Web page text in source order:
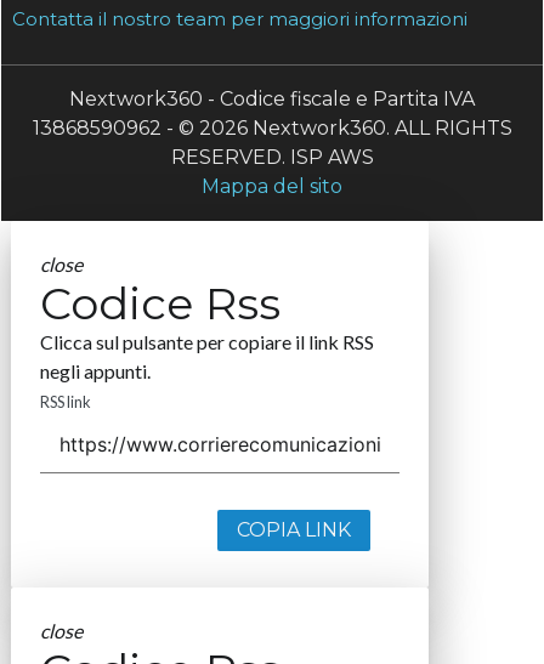
Contatta il nostro team per maggiori informazioni
Nextwork360 - Codice fiscale e Partita IVA
13868590962 - © 2026 Nextwork360. ALL RIGHTS
RESERVED. ISP AWS
Mappa del sito
close
Codice Rss
Clicca sul pulsante per copiare il link RSS
negli appunti.
RSS link
COPIA LINK
close